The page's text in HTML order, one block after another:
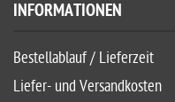
INFORMATIONEN
Bestellablauf / Lieferzeit
Liefer- und Versandkosten